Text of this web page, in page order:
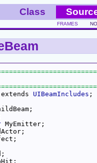
Class
FRAMES
extends UIBeamIncludes